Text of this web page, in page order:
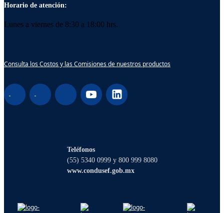
Horario de atención:
Lunes a viernes de 8:30 a 18:00 hrs.
Consulta los Costos y las Comisiones de nuestros productos
Teléfonos
(55) 5340 0999 y 800 999 8080
www.condusef.gob.mx